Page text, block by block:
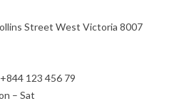
Street West Victoria 8007
123 456 79
– Sat